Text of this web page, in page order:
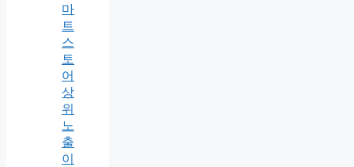
마
트
스
토
어
상
위
노
출
이